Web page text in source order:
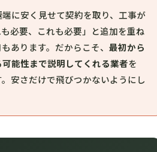
に安く見せて契約を取り、工事が
必要、これも必要」と追加を重ね
ります。だからこそ、 最初から
能性まで説明してくれる業者を
安さだけで飛びつかないようにし